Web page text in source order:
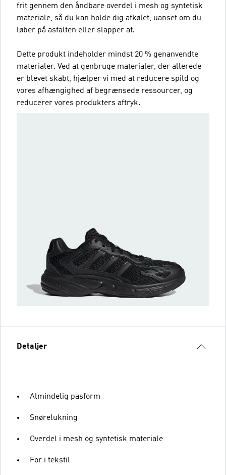
frit gennem den åndbare overdel i mesh og syntetisk
materiale, så du kan holde dig afkølet, uanset om du
løber på asfalten eller slapper af.
Dette produkt indeholder mindst 20 % genanvendte
materialer. Ved at genbruge materialer, der allerede
er blevet skabt, hjælper vi med at reducere spild og
vores afhængighed af begrænsede ressourcer, og
reducerer vores produkters aftryk.
Detaljer
Almindelig pasform
Snørelukning
Overdel i mesh og syntetisk materiale
For i tekstil